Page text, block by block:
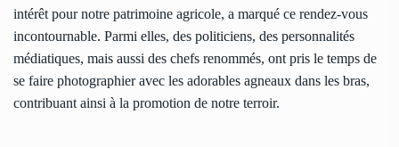
intérêt pour notre patrimoine agricole, a marqué ce rendez-vous
incontournable. Parmi elles, des politiciens, des personnalités
médiatiques, mais aussi des chefs renommés, ont pris le temps de
se faire photographier avec les adorables agneaux dans les bras,
contribuant ainsi à la promotion de notre terroir.